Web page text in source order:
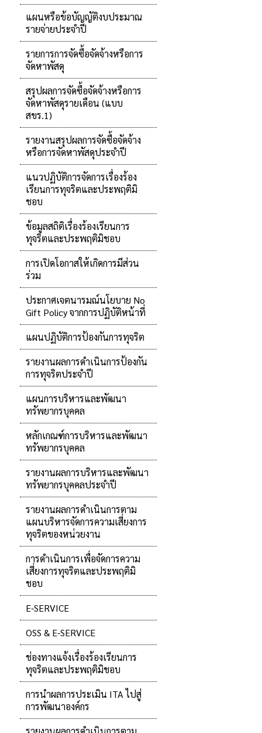
แผนหรือข้อบัญญัติงบประมาณ
รายจ่ายประจำปี
รายการการจัดซื้อจัดจ้างหรือการ
จัดหาพัสดุ
สรุปผลการจัดซื้อจัดจ้างหรือการ
จัดหาพัสดุรายเดือน (แบบ
สขร.1)
รายงานสรุปผลการจัดซื้อจัดจ้าง
หรือการจัดหาพัสดุประจำปี
แนวปฏิบัติการจัดการเรื่องร้อง
เรียนการทุจริตและประพฤติมิ
ชอบ
ข้อมูลสถิติเรื่องร้องเรียนการ
ทุจริตและประพฤติมิชอบ
การเปิดโอกาสให้เกิดการมีส่วน
ร่วม
ประกาศเจตนารมณ์นโยบาย No
Gift Policy จากการปฏิบัติหน้าที่
แผนปฏิบัติการป้องกันการทุจริต
รายงานผลการดำเนินการป้องกัน
การทุจริตประจำปี
แผนการบริหารและพัฒนา
ทรัพยากรบุคคล
หลักเกณฑ์การบริหารและพัฒนา
ทรัพยากรบุคคล
รายงานผลการบริหารและพัฒนา
ทรัพยากรบุคคลประจำปี
รายงานผลการดำเนินการตาม
แผนบริหารจัดการความเสี่ยงการ
ทุจริตของหน่วยงาน
การดำเนินการเพื่อจัดการความ
เสี่ยงการทุจริตและประพฤติมิ
ชอบ
E-SERVICE
OSS & E-SERVICE
ช่องทางแจ้งเรื่องร้องเรียนการ
ทุจริตและประพฤติมิชอบ
การนำผลการประเมิน ITA ไปสู่
การพัฒนาองค์กร